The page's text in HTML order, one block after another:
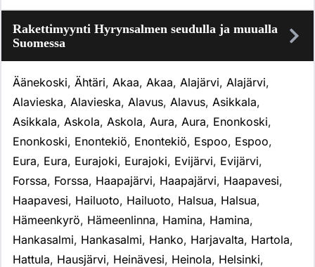
Rakettimyynti Hyrynsalmen seudulla ja muualla
Suomessa
Äänekoski, Ähtäri, Akaa, Akaa, Alajärvi, Alajärvi,
Alavieska, Alavieska, Alavus, Alavus, Asikkala,
Asikkala, Askola, Askola, Aura, Aura, Enonkoski,
Enonkoski, Enontekiö, Enontekiö, Espoo, Espoo,
Eura, Eura, Eurajoki, Eurajoki, Evijärvi, Evijärvi,
Forssa, Forssa, Haapajärvi, Haapajärvi, Haapavesi,
Haapavesi, Hailuoto, Hailuoto, Halsua, Halsua,
Hämeenkyrö, Hämeenlinna, Hamina, Hamina,
Hankasalmi, Hankasalmi, Hanko, Harjavalta, Hartola,
Hattula, Hausjärvi, Heinävesi, Heinola, Helsinki,